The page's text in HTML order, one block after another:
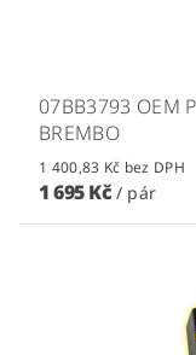
07BB3793 OEM
BREMBO
1 400,83 Kč bez DPH
1 695 Kč / pár